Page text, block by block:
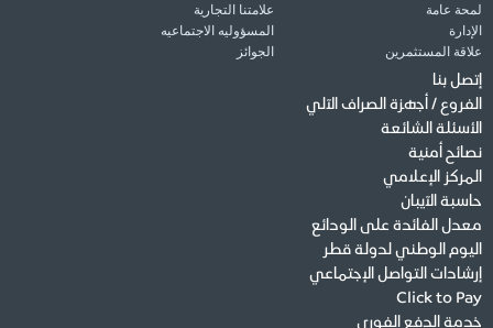
لمحة عامة
علامتنا التجارية
الإدارة
المسؤوليه الاجتماعيه
علاقة المستثمرين
الجوائز
إتصل بنا
الفروع / أجهزة الصراف الآلي
الأسئلة الشائعة
نصائح أمنية
المركز الإعلامي
حاسبة الآيبان
معدل الفائدة على الودائع
اليوم الوطني لدولة قطر
إرشادات التواصل الإجتماعي
Click to Pay
خدمة الدفع الفوري